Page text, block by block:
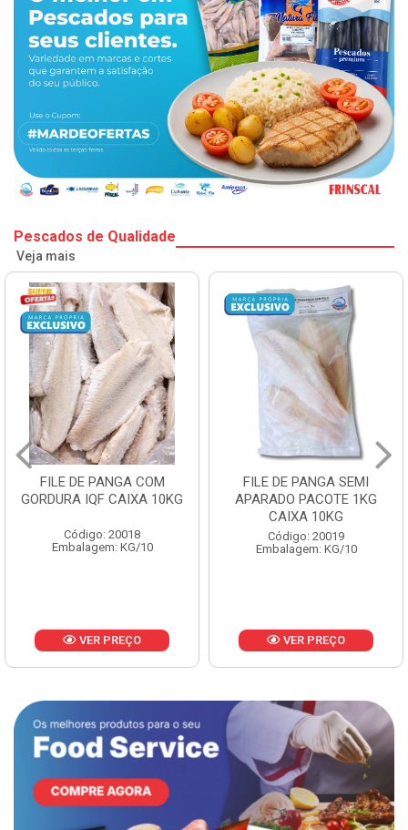
Pescados de Qualidade
Veja mais
FILE DE PANGA SEMI
APARADO PACOTE 1KG
Código: 20019
Embalagem: KG/10
VER PREÇO
POLACA DESFIADA
PESCAMARES PCT5KG
CX10KG
Código: 20161
Embalagem: KG/10
VER PREÇO